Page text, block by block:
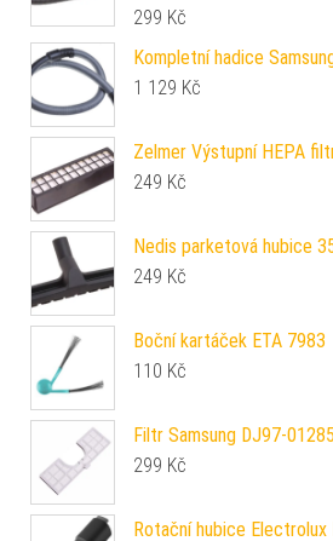
299 Kč
Kompletní hadice
1 129 Kč
Zelmer Výstupní HEPA
249 Kč
Nedis parketová hubice
249 Kč
Boční kartáček ETA 7983
110 Kč
Filtr Samsung DJ97-
299 Kč
Rotační hubice